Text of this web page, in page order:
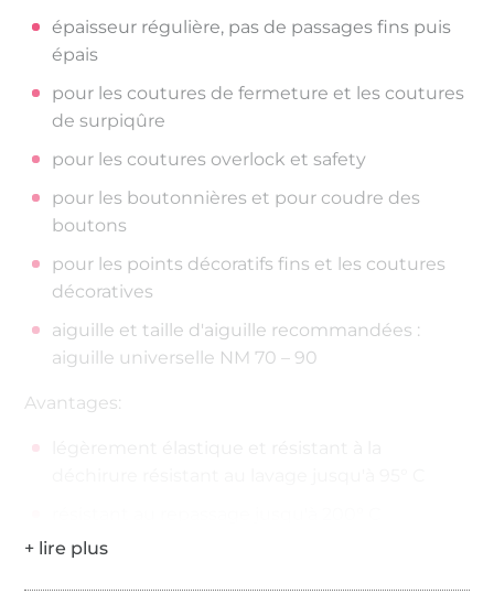
épaisseur régulière, pas de passages fins puis
épais
pour les coutures de fermeture et les coutures
de surpiqûre
pour les coutures overlock et safety
pour les boutonnières et pour coudre des
boutons
pour les points décoratifs fins et les coutures
décoratives
aiguille et taille d'aiguille recommandées :
aiguille universelle NM 70 – 90
Avantages:
200 mètres sur la bobine
Épaisseur de fil : No./Tkt. 100 | dtex 300/2 | Nm